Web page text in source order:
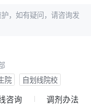
，如有疑问，请咨询发
院 自划线院校
咨询 调剂办法